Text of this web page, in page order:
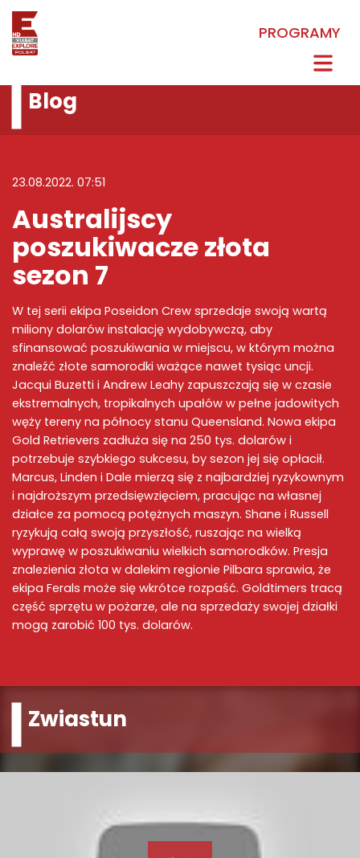
PROGRAMY
Blog
23.08.2022. 07:51
Australijscy
poszukiwacze złota
sezon 7
W tej serii ekipa Poseidon Crew sprzedaje swoją wartą
miliony dolarów instalację wydobywczą, aby
sfinansować poszukiwania w miejscu, w którym można
znaleźć złote samorodki ważące nawet tysiąc uncji.
Jacqui Buzetti i Andrew Leahy zapuszczają się w czasie
ekstremalnych, tropikalnych upałów w pełne jadowitych
węży tereny na północy stanu Queensland. Nowa ekipa
Gold Retrievers zadłuża się na 250 tys. dolarów i
potrzebuje szybkiego sukcesu, by sezon jej się opłacił.
Marcus, Linden i Dale mierzą się z najbardziej ryzykownym
i najdroższym przedsięwzięciem, pracując na własnej
działce za pomocą potężnych maszyn. Shane i Russell
ryzykują całą swoją przyszłość, ruszając na wielką
wyprawę w poszukiwaniu wielkich samorodków. Presja
znalezienia złota w dalekim regionie Pilbara sprawia, że
ekipa Ferals może się wkrótce rozpaść. Goldtimers tracą
część sprzętu w pożarze, ale na sprzedaży swojej działki
mogą zarobić 100 tys. dolarów.
Zwiastun